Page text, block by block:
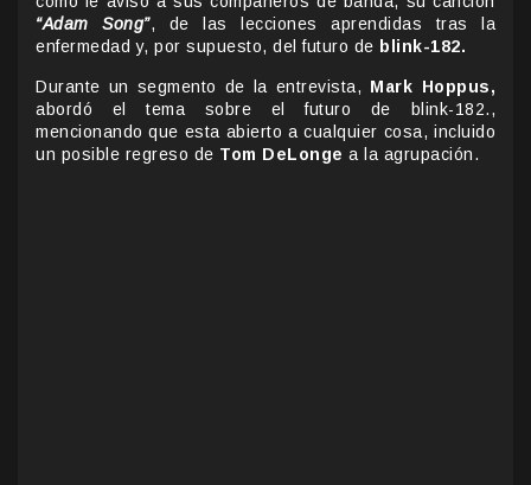
“Adam Song”, de las lecciones aprendidas tras la
enfermedad y, por supuesto, del futuro de blink-182.
Durante un segmento de la entrevista, Mark Hoppus,
abordó el tema sobre el futuro de blink-182.,
mencionando que esta abierto a cualquier cosa, incluido
un posible regreso de Tom DeLonge a la agrupación.